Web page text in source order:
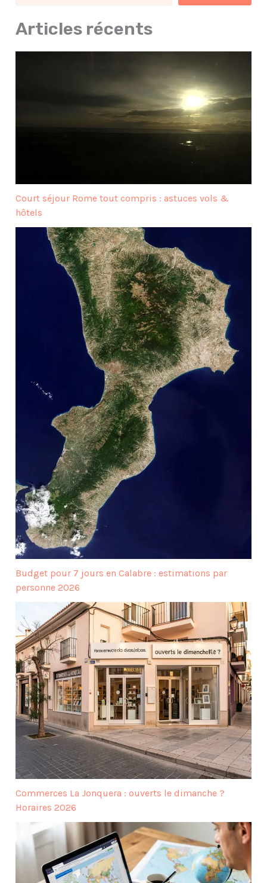
Articles récents
Court séjour Rome tout compris : astuces vols &
hôtels
Budget pour 7 jours en Calabre : estimations par
personne 2026
Commerces La Jonquera : ouverts le dimanche ?
Horaires 2026